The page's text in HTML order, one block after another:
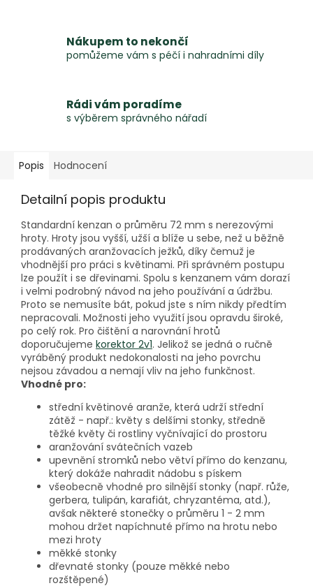
Nákupem to nekončí
pomůžeme vám s péčí i nahradními díly
Rádi vám poradíme
s výběrem správného nářadí
Popis Hodnocení
Detailní popis produktu
Standardní kenzan o průměru 72 mm s nerezovými
hroty. Hroty jsou vyšší, užší a blíže u sebe, než u běžně
prodávaných aranžovacích ježků, díky čemuž je
vhodnější pro práci s květinami. Při správném postupu
lze použít i se dřevinami. Spolu s kenzanem vám dorazí
i velmi podrobný návod na jeho používání a údržbu.
Proto se nemusíte bát, pokud jste s ním nikdy předtím
nepracovali. Možnosti jeho využití jsou opravdu široké,
po celý rok. Pro čištění a narovnání hrotů
doporučujeme korektor 2v1. Jelikož se jedná o ručně
vyráběný produkt nedokonalosti na jeho povrchu
nejsou závadou a nemají vliv na jeho funkčnost.
Vhodné pro:
střední květinové aranže, která udrží střední
zátěž - např.: květy s delšími stonky, středně
těžké květy či rostliny vyčnívající do prostoru
aranžování svátečních vazeb
upevnění stromků nebo větví přímo do kenzanu,
který dokáže nahradit nádobu s pískem
všeobecně vhodné pro silnější stonky (např. růže,
gerbera, tulipán, karafiát, chryzantéma, atd.),
avšak některé stonečky o průměru 1 - 2 mm
mohou držet napíchnuté přímo na hrotu nebo
mezi hroty
měkké stonky
dřevnaté stonky (pouze měkké nebo
rozštěpené)